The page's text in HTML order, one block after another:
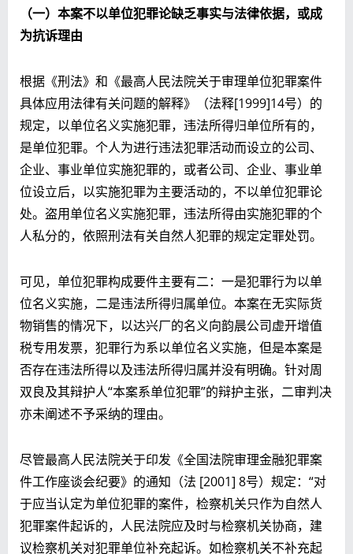
（一）本案不以单位犯罪论缺乏事实与法律依据，或成
为抗诉理由
根据《刑法》和《最高人民法院关于审理单位犯罪案件
具体应用法律有关问题的解释》（法释[1999]14号）的
规定，以单位名义实施犯罪，违法所得归单位所有的，
是单位犯罪。个人为进行违法犯罪活动而设立的公司、
企业、事业单位实施犯罪的，或者公司、企业、事业单
位设立后，以实施犯罪为主要活动的，不以单位犯罪论
处。盗用单位名义实施犯罪，违法所得由实施犯罪的个
人私分的，依照刑法有关自然人犯罪的规定定罪处罚。
可见，单位犯罪构成要件主要有二：一是犯罪行为以单
位名义实施，二是违法所得归属单位。本案在无实际货
物销售的情况下，以达兴厂的名义向韵晨公司虚开增值
税专用发票，犯罪行为系以单位名义实施，但是本案是
否存在违法所得以及违法所得归属并没有明确。针对周
双良及其辩护人“本案系单位犯罪”的辩护主张，二审判决
亦未阐述不予采纳的理由。
尽管最高人民法院关于印发《全国法院审理金融犯罪案
件工作座谈会纪要》的通知（法 [2001] 8号）规定：“对
于应当认定为单位犯罪的案件，检察机关只作为自然人
犯罪案件起诉的，人民法院应及时与检察机关协商，建
议检察机关对犯罪单位补充起诉。如检察机关不补充起